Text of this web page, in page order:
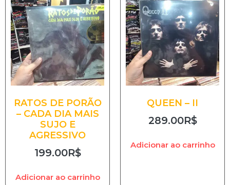
RATOS DE PORÃO
– CADA DIA MAIS
SUJO E
AGRESSIVO
199.00R$
Adicionar ao carrinho
QUEEN – II
289.00R$
Adicionar ao carrinho